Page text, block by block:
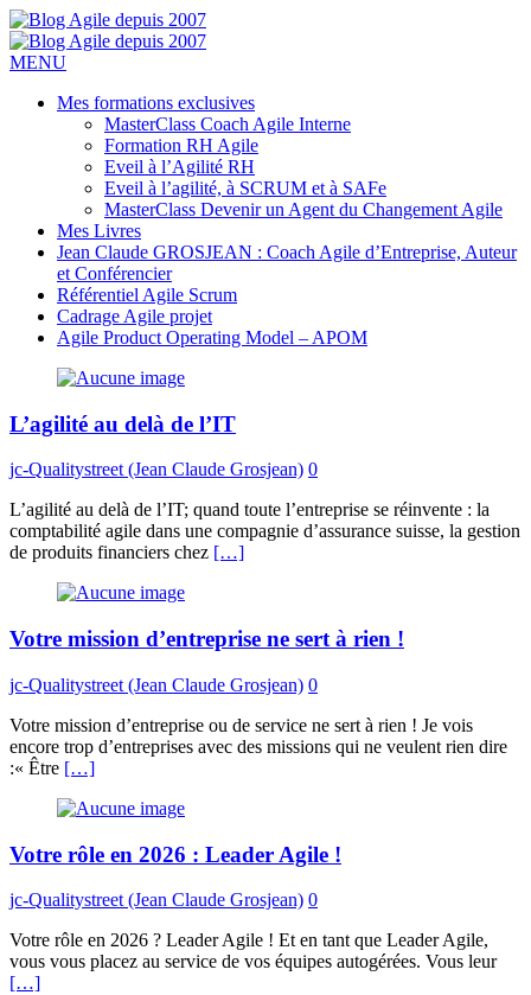
MENU
Mes formations exclusives
MasterClass Coach Agile Interne
Formation RH Agile
Eveil à l’Agilité RH
Eveil à l’agilité, à SCRUM et à SAFe
MasterClass Devenir un Agent du Changement Agile
Mes Livres
Jean Claude GROSJEAN : Coach Agile d’Entreprise, Auteur
et Conférencier
Référentiel Agile Scrum
Cadrage Agile projet
Agile Product Operating Model – APOM
L’agilité au delà de l’IT
jc-Qualitystreet (Jean Claude Grosjean) 0
L’agilité au delà de l’IT; quand toute l’entreprise se réinvente : la
comptabilité agile dans une compagnie d’assurance suisse, la gestion
de produits financiers chez […]
Votre mission d’entreprise ne sert à rien !
jc-Qualitystreet (Jean Claude Grosjean) 0
Votre mission d’entreprise ou de service ne sert à rien ! Je vois
encore trop d’entreprises avec des missions qui ne veulent rien dire
:« Être […]
Votre rôle en 2026 : Leader Agile !
jc-Qualitystreet (Jean Claude Grosjean) 0
Votre rôle en 2026 ? Leader Agile ! Et en tant que Leader Agile,
vous vous placez au service de vos équipes autogérées. Vous leur
[…]